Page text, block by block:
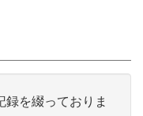
を綴っておりま